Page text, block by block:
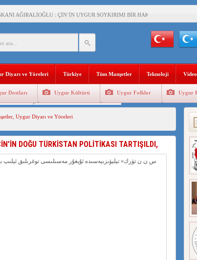
AĞIRALİOĞLU : ÇİN’İN UYGUR SOYKIRIMI BİR HAKİKATTIR!
UYGULAMALARI SİSTEMATİK POSTMODERN BİR SOYKIRIMDIR!
DOÇ.DR.KAAN : DOĞU TÜRKİSTAN BİZİM KIRMIZI ÇİZGİMİZDİR!”
: ÇİN İŞGALİNDEKİ DOĞU TÜRKİSTAN
ÖVEN DİYANET AKADEMİSİ BAŞKANI’NA TEPKİLER SÜRÜYOR
JİANG’İN TRABZON ZİYARETİ
SULTANI MEHMET”DİZİSİNE GARİP SANSÜR VE HADSIZ İHTAR
Diyarı ve Yöreleri Türkiye Tüm Manşetler Teknoloji
Dostları Uygur Kültürü Uygur Folklor Uygur
, Uygur Diyarı ve Yöreleri
DOĞU TÜRKİSTAN POLİTİKASI TARTIŞILDI,